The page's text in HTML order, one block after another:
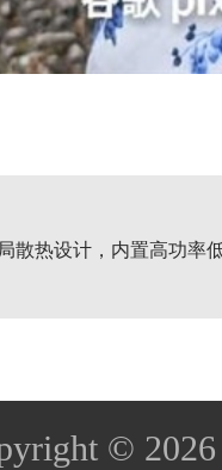
散热设计，内置高功率
©